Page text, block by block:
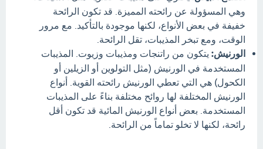
وهي المسؤولة عن رائحته المميزة. قد تكون الرائحة
خفيفة في بعض الأنواع، لكنها موجودة بالتأكيد. مع مرور
الوقت، ومع تبخر المذيبات، تقل الرائحة.
الورنيش: يتكون من راتنجات ومذيبات وزيوت. المذيبات
المستخدمة في الورنيش (مثل التولوين أو الزيلين أو
الكحول) هي التي تعطي الورنيش رائحته القوية. أنواع
الورنيش المختلفة لها روائح مختلفة بناءً على المذيبات
المستخدمة. بعض أنواع الورنيش المائية قد تكون أقل
رائحة، لكنها لا تخلو تماماً من الرائحة.